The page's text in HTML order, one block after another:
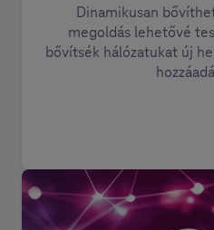
Dinamikusan
megoldás lehetővé
bővítsék hálózatukat új